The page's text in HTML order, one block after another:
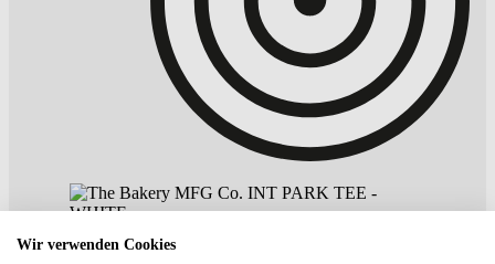
Wir verwenden Cookies